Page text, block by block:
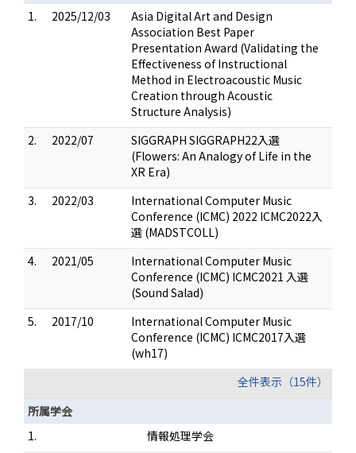
1.
2025/12/03
Asia Digital Art and Design
Association Best Paper
Presentation Award (Validating the
Effectiveness of Instructional
Method in Electroacoustic Music
Creation through Acoustic
Structure Analysis)
2.
2022/07
SIGGRAPH SIGGRAPH22入選
(Flowers: An Analogy of Life in the
XR Era)
3.
2022/03
International Computer Music
Conference (ICMC) 2022 ICMC2022入
選 (MADSTCOLL)
4.
2021/05
International Computer Music
Conference (ICMC) ICMC2021 入選
(Sound Salad)
5.
2017/10
International Computer Music
Conference (ICMC) ICMC2017入選
(wh17)
全件表示（15件）
所属学会
1.
情報処理学会